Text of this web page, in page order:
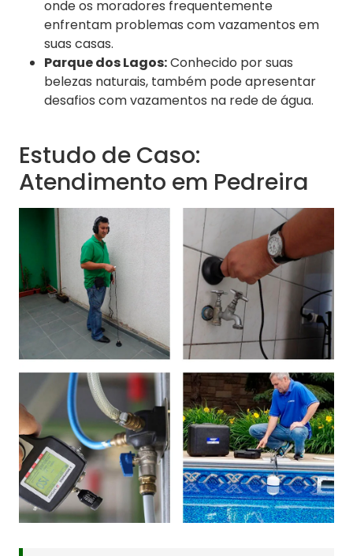
onde os moradores frequentemente
enfrentam problemas com vazamentos em
suas casas.
Parque dos Lagos:Conhecido por suas
belezas naturais, também pode apresentar
desafios com vazamentos na rede de água.
Estudo de Caso:
Atendimento em Pedreira